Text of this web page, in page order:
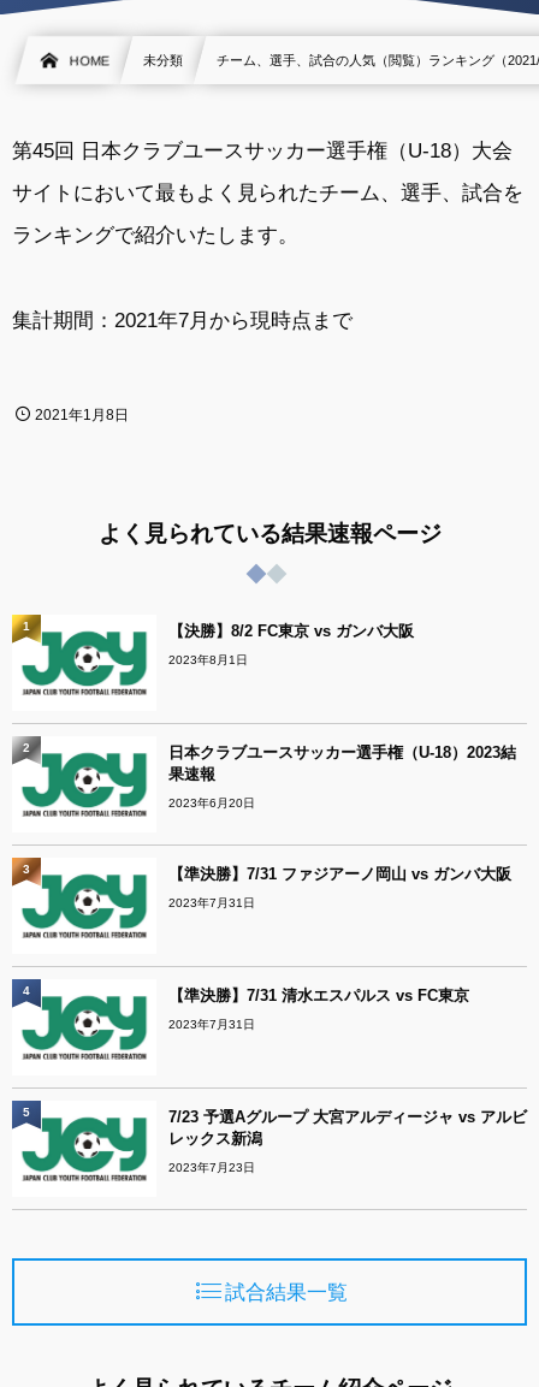
HOME 未分類 チーム、選手、試合の人気（閲覧）ランキング（
第45回 日本クラブユースサッカー選手権（U-18）大会
サイトにおいて最もよく見られたチーム、選手、試合を
ランキングで紹介いたします。
集計期間：2021年7月から現時点まで
2021年1月8日
よく見られている結果速報ページ
【決勝】8/2 FC東京 vs ガンバ大阪
2023年8月1日
1
日本クラブユースサッカー選手権（U-18）2023結
果速報
2023年6月20日
2
【準決勝】7/31 ファジアーノ岡山 vs ガンバ大阪
2023年7月31日
3
【準決勝】7/31 清水エスパルス vs FC東京
2023年7月31日
4
7/23 予選Aグループ 大宮アルディージャ vs アルビ
レックス新潟
2023年7月23日
5
試合結果一覧